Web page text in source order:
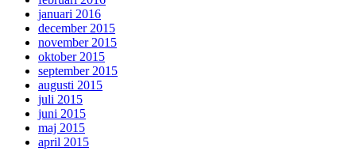
januari 2016
december 2015
november 2015
oktober 2015
september 2015
augusti 2015
juli 2015
juni 2015
maj 2015
april 2015